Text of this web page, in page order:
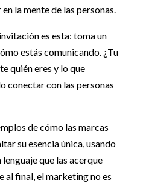
la mente de las personas.
es esta: toma un
estás comunicando. ¿Tu
quién eres y lo que
conectar con las personas
de cómo las marcas
su esencia única, usando
que las acerque
al final, el marketing no es